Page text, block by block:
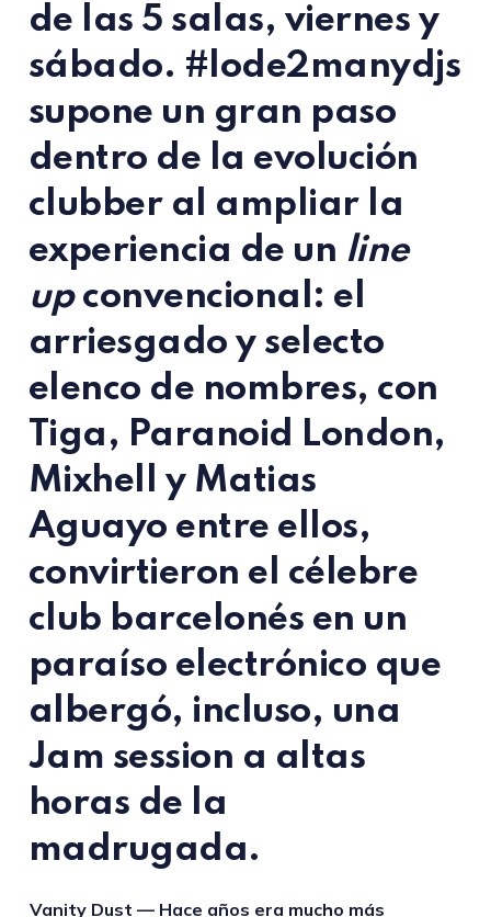
de las 5 salas, viernes y
sábado. #lode2manydjs
supone un gran paso
dentro de la evolución
clubber al ampliar la
experiencia de un line
upconvencional: el
arriesgado y selecto
elenco de nombres, con
Tiga, Paranoid London,
Mixhell y Matias
Aguayo entre ellos,
convirtieron el célebre
club barcelonés en un
paraíso electrónico que
albergó, incluso, una
Jam session a altas
horas de la
madrugada.
Vanity Dust — Hace años era mucho más